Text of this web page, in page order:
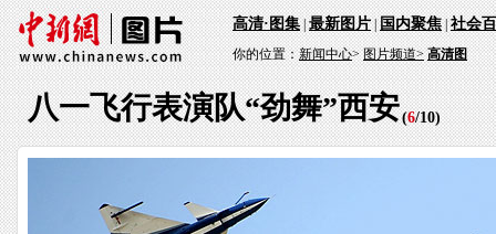
高清·图集|最新图片|国内聚焦|社会
你的位置：新闻中心>图片频道> 高清图
八一飞行表演队“劲舞”西安(6/10)